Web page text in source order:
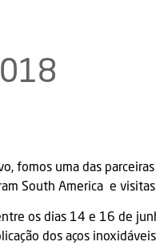
fomos uma das
South America e
os dias 14 e 16 de
dos aços